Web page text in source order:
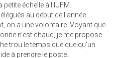
échelle à l'IUFM.
au début de l'année ...
on a une volontaire. Voyant que
n'est chaud, je me propose
trou le temps que quelqu'un
à prendre le poste.